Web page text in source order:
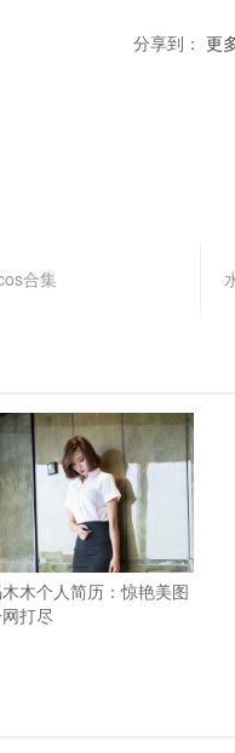
分享到： 更
合集
木个人简历：惊艳美图
打尽